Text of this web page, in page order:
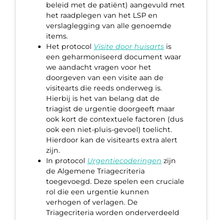
beleid met de patiënt) aangevuld met
het raadplegen van het LSP en
verslaglegging van alle genoemde
items.
Het protocol Visite door huisarts is
een geharmoniseerd document waar
we aandacht vragen voor het
doorgeven van een visite aan de
visitearts die reeds onderweg is.
Hierbij is het van belang dat de
triagist de urgentie doorgeeft maar
ook kort de contextuele factoren (dus
ook een niet-pluis-gevoel) toelicht.
Hierdoor kan de visitearts extra alert
zijn.
In protocol Urgentiecoderingen zijn
de Algemene Triagecriteria
toegevoegd. Deze spelen een cruciale
rol die een urgentie kunnen
verhogen of verlagen. De
Triagecriteria worden onderverdeeld